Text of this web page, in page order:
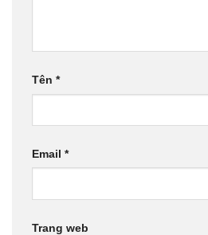
Tên *
Email *
Trang web